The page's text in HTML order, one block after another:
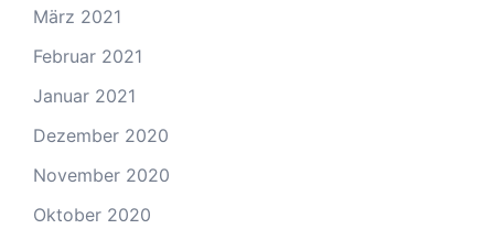
März 2021
Februar 2021
Januar 2021
Dezember 2020
November 2020
Oktober 2020